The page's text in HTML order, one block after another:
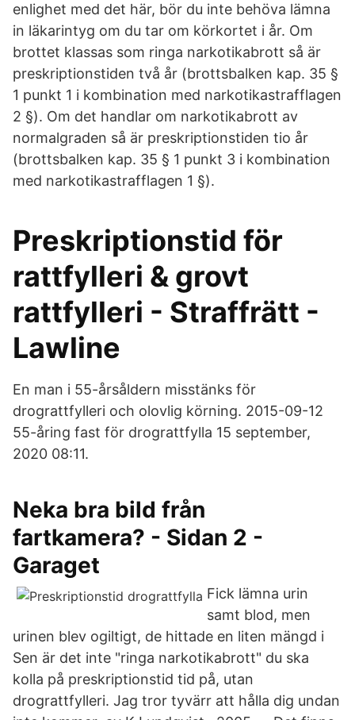
enlighet med det här, bör du inte behöva lämna
in läkarintyg om du tar om körkortet i år. Om
brottet klassas som ringa narkotikabrott så är
preskriptionstiden två år (brottsbalken kap. 35 §
1 punkt 1 i kombination med narkotikastrafflagen
2 §). Om det handlar om narkotikabrott av
normalgraden så är preskriptionstiden tio år
(brottsbalken kap. 35 § 1 punkt 3 i kombination
med narkotikastrafflagen 1 §).
Preskriptionstid för
rattfylleri & grovt
rattfylleri - Straffrätt -
Lawline
En man i 55-årsåldern misstänks för
drograttfylleri och olovlig körning. 2015-09-12
55-åring fast för drograttfylla 15 september,
2020 08:11.
Neka bra bild från
fartkamera? - Sidan 2 -
Garaget
Fick lämna urin
samt blod, men
urinen blev ogiltigt, de hittade en liten mängd i
Sen är det inte "ringa narkotikabrott" du ska
kolla på preskriptionstid tid på, utan
drograttfylleri. Jag tror tyvärr att hålla dig undan